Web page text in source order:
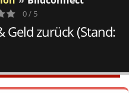
0 / 5
Geld zurück (Stand: